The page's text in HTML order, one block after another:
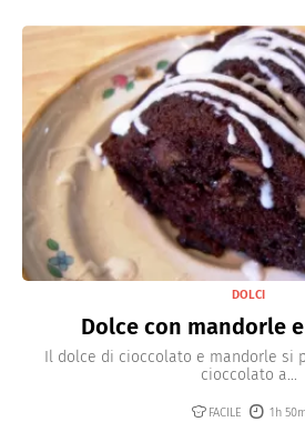
DOLCI
Dolce con mandorle
Il dolce di cioccolato e mandorle si
cioccolato a...
FACILE 1h